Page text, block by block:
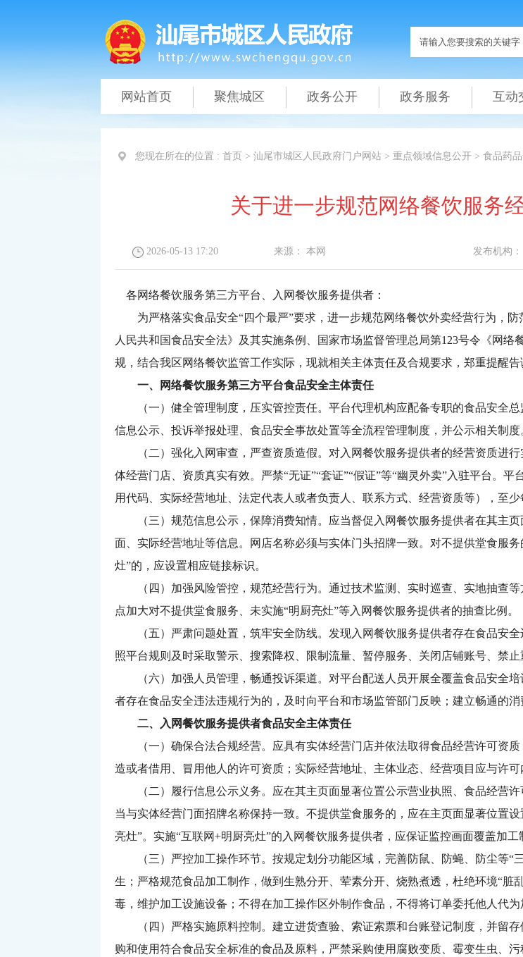
网站首页 聚焦城区 政务公开 政务服务 互动
您现在所在的位置 : 首页 > 汕尾市城区人民政府门户网站> 重点领域信息公开> 食品药
关于进一步规范网络餐饮服务
2026-05-13 17:20 来源： 本网 发布机构：
各网络餐饮服务第三方平台、入网餐饮服务提供者：
为严格落实食品安全“四个最严”要求，进一步规范网络餐饮外卖经营行为，防
人民共和国食品安全法》及其实施条例、国家市场监督管理总局第123号令《网
规，结合我区网络餐饮监管工作实际，现就相关主体责任及合规要求，郑重提醒告
一、网络餐饮服务第三方平台食品安全主体责任
（一）健全管理制度，压实管控责任。 平台代理机构应配备专职的食品安全
信息公示、投诉举报处理、食品安全事故处置等全流程管理制度，并公示相关制度
（二）强化入网审查，严查资质造假。 对入网餐饮服务提供者的经营资质进
体经营门店、资质真实有效。严禁“无证”“套证”“假证”等“幽灵外卖”入驻平台。
用代码、实际经营地址、法定代表人或者负责人、联系方式、经营资质等），至
（三）规范信息公示，保障消费知情。 应当督促入网餐饮服务提供者在其主
面、实际经营地址等信息。网店名称必须与实体门头招牌一致。对不提供堂食服
灶”的，应设置相应链接标识。
（四）加强风险管控，规范经营行为。 通过技术监测、实时巡查、实地抽查
点加大对不提供堂食服务、未实施“明厨亮灶”等入网餐饮服务提供者的抽查比例。
（五）严肃问题处置，筑牢安全防线。 发现入网餐饮服务提供者存在食品安
照平台规则及时采取警示、搜索降权、限制流量、暂停服务、关闭店铺账号、禁止
（六）加强人员管理，畅通投诉渠道。 对平台配送人员开展全覆盖食品安全
者存在食品安全违法违规行为的，及时向平台和市场监管部门反映；建立畅通的
二、入网餐饮服务提供者食品安全主体责任
（一）确保合法合规经营。 应具有实体经营门店并依法取得食品经营许可资
造或者借用、冒用他人的许可资质；实际经营地址、主体业态、经营项目应与许
（二）履行信息公示义务。 应在其主页面显著位置公示营业执照、食品经营
当与实体经营门面招牌名称保持一致。不提供堂食服务的，应在主页面显著位置
亮灶”。实施“互联网+明厨亮灶”的入网餐饮服务提供者，应保证监控画面覆盖加
（三）严控加工操作环节。 按规定划分功能区域，完善防鼠、防蝇、防尘等“
生；严格规范食品加工制作，做到生熟分开、荤素分开、烧熟煮透，杜绝环境“脏
毒，维护加工设施设备；不得在加工操作区外制作食品，不得将订单委托他人代为
（四）严格实施原料控制。 建立进货查验、索证索票和台账登记制度，并留
购和使用符合食品安全标准的食品及原料，严禁采购使用腐败变质、霉变生虫、